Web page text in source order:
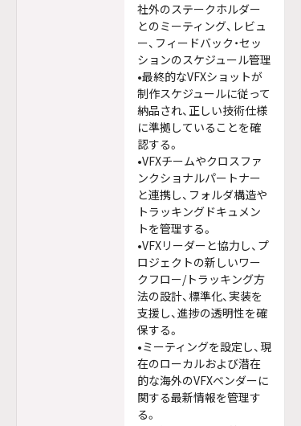
社外のステークホルダー
とのミーティング、レビュ
ー、フィードバック・セッ
ションのスケジュール管理
•最終的なVFXショットが
制作スケジュールに従って
納品され、正しい技術仕様
に準拠していることを確
認する。
•VFXチームやクロスファ
ンクショナルパートナー
と連携し、フォルダ構造や
トラッキングドキュメン
トを管理する。
•VFXリーダーと協力し、プ
ロジェクトの新しいワー
クフロー/トラッキング方
法の設計、標準化、実装を
支援し、進捗の透明性を確
保する。
•ミーティングを設定し、現
在のローカルおよび潜在
的な海外のVFXベンダーに
関する最新情報を管理す
る。